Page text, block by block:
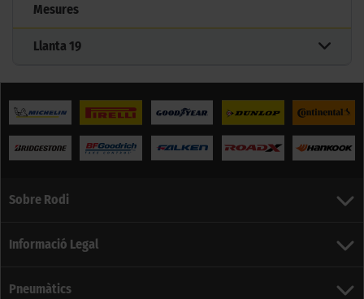
Mesures
Llanta 19
Sobre Rodi
Informació Legal
Pneumàtics